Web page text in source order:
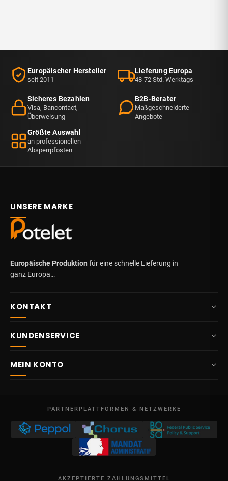
Europäischer Hersteller
seit 2011
Lieferung Europa
48-72 Std. Werktags
Sicheres Bezahlen
Visa, Bancontact,
Überweisung
B2B-Berater
Maßgeschneiderte
Angebote
Größte Auswahl
an professionellen
Absperrpfosten
UNSERE MARKE
Europäische Produktion für eine schnelle Lieferung in
ganz Europa…
KONTAKT
Route Mitoyenne 414
Mo – Fr
09:00 – 17:00
USt-IdNr. BE 0641.740.320 - Lüttich
KUNDENSERVICE
Lieferung
AGB
Datenschutz
MEIN KONTO
Meine Gutschriften
PARTNERPLATTFORMEN & NETZWERKE
AKZEPTIERTE ZAHLUNGSMITTEL